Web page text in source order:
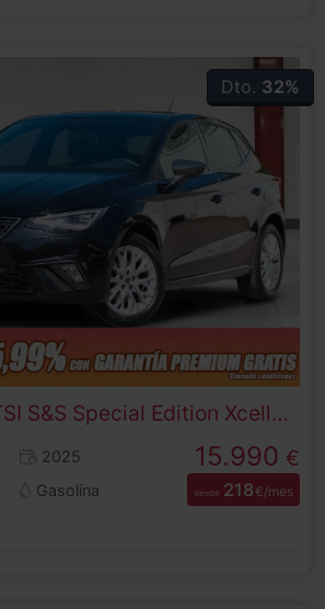
Dto. 32%
1.0 TSI S&S Special Edition Xcellence 85 kW (115 CV)
2025
Gasolina
15.990 €
desde 218€/mes